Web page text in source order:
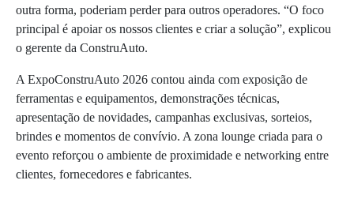
outra forma, poderiam perder para outros operadores. “O foco
principal é apoiar os nossos clientes e criar a solução”, explicou
o gerente da ConstruAuto.
A ExpoConstruAuto 2026 contou ainda com exposição de
ferramentas e equipamentos, demonstrações técnicas,
apresentação de novidades, campanhas exclusivas, sorteios,
brindes e momentos de convívio. A zona lounge criada para o
evento reforçou o ambiente de proximidade e networking entre
clientes, fornecedores e fabricantes.